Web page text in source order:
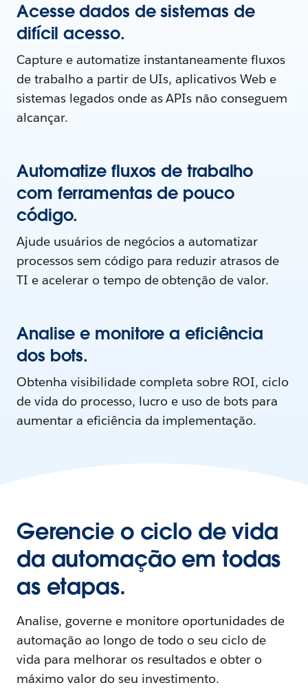
Acesse dados de sistemas de
difícil acesso.
Capture e automatize instantaneamente fluxos
de trabalho a partir de UIs, aplicativos Web e
sistemas legados onde as APIs não conseguem
alcançar.
Automatize fluxos de trabalho
com ferramentas de pouco
código.
Ajude usuários de negócios a automatizar
processos sem código para reduzir atrasos de
TI e acelerar o tempo de obtenção de valor.
Analise e monitore a eficiência
dos bots.
Obtenha visibilidade completa sobre ROI, ciclo
de vida do processo, lucro e uso de bots para
aumentar a eficiência da implementação.
Gerencie o ciclo de vida
da automação em todas
as etapas.
Analise, governe e monitore oportunidades de
automação ao longo de todo o seu ciclo de
vida para melhorar os resultados e obter o
máximo valor do seu investimento.